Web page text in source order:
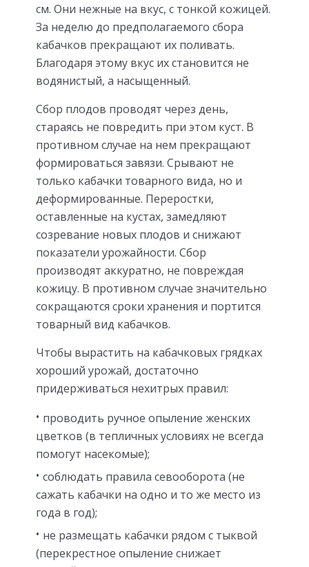
см. Они нежные на вкус, с тонкой кожицей.
За неделю до предполагаемого сбора
кабачков прекращают их поливать.
Благодаря этому вкус их становится не
водянистый, а насыщенный.
Сбор плодов проводят через день,
стараясь не повредить при этом куст. В
противном случае на нем прекращают
формироваться завязи. Срывают не
только кабачки товарного вида, но и
деформированные. Переростки,
оставленные на кустах, замедляют
созревание новых плодов и снижают
показатели урожайности. Сбор
производят аккуратно, не повреждая
кожицу. В противном случае значительно
сокращаются сроки хранения и портится
товарный вид кабачков.
Чтобы вырастить на кабачковых грядках
хороший урожай, достаточно
придерживаться нехитрых правил:
проводить ручное опыление женских
цветков (в тепличных условиях не всегда
помогут насекомые);
соблюдать правила севооборота (не
сажать кабачки на одно и то же место из
года в год);
не размещать кабачки рядом с тыквой
(перекрестное опыление снижает